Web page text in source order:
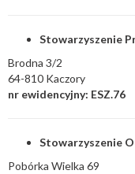
Stowarzyszenie
Brodna 3/2
64-810 Kaczory
nr ewidencyjny: ESZ.76
Stowarzyszenie
Pobórka Wielka 69